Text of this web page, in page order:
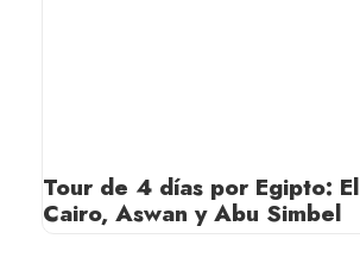
Tour de 4 días por Egipto: El
Cairo, Aswan y Abu Simbel